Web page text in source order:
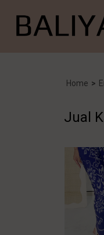
Home >
Jual